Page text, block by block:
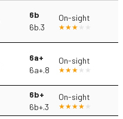
6b
6b.3
On-sight
6a+
6a+.8
On-sight
6b+
6b+.3
On-sight